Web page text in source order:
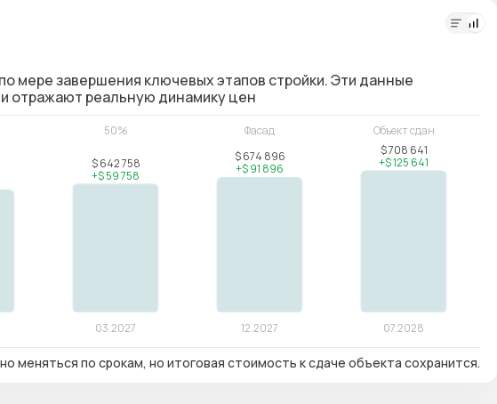
мере завершения ключевых этапов стройки. Эти данные
отражают реальную динамику цен
меняться по срокам, но итоговая стоимость к сдаче объекта сохранится.